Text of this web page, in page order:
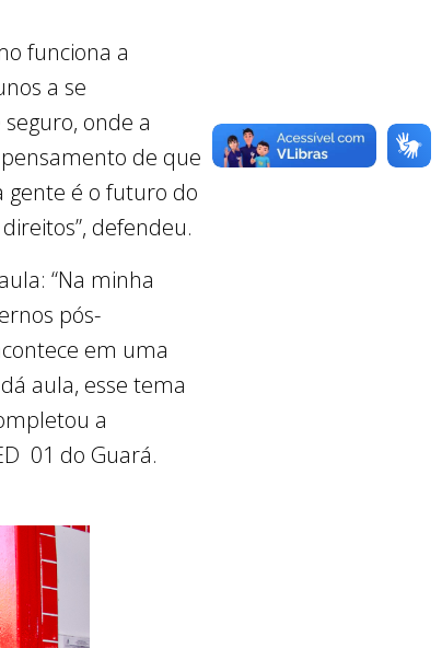
funciona a
a se
onde a
de que
gente é o futuro do
defendeu.
“Na minha
pós-
em uma
aula, esse tema
a
01 do Guará.